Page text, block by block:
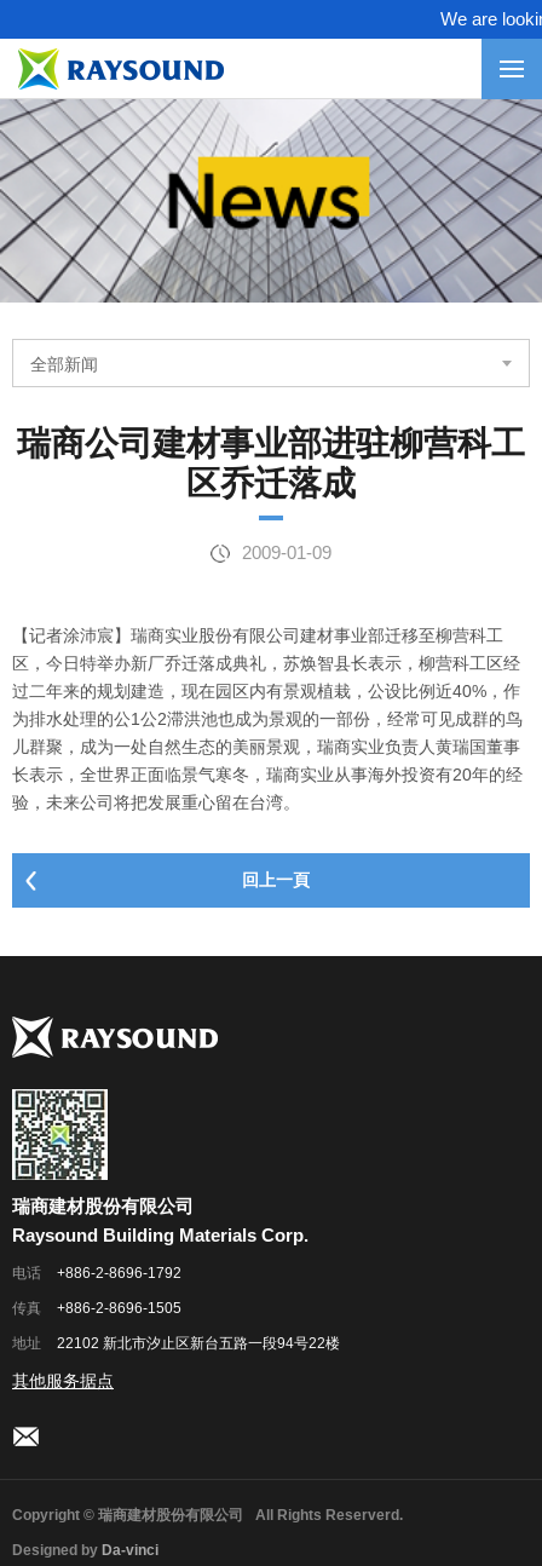
We are
全部新闻
瑞商公司建材事业部进驻柳营科工
区乔迁落成
2009-01-09
【记者涂沛宸】瑞商实业股份有限公司建材事业部迁移至柳营科工
区，今日特举办新厂乔迁落成典礼，苏焕智县长表示，柳营科工区经
过二年来的规划建造，现在园区内有景观植栽，公设比例近40%，作
为排水处理的公1公2滞洪池也成为景观的一部份，经常可见成群的鸟
儿群聚，成为一处自然生态的美丽景观，瑞商实业负责人黄瑞国董事
长表示，全世界正面临景气寒冬，瑞商实业从事海外投资有20年的经
验，未来公司将把发展重心留在台湾。
回上一頁
瑞商建材股份有限公司
Raysound Building Materials Corp.
电话 +886-2-8696-1792
传真 +886-2-8696-1505
地址 22102 新北市汐止区新台五路一段94号22楼
其他服务据点
Copyright © 瑞商建材股份有限公司 All Rights Reserverd.
Designed by Da-vinci